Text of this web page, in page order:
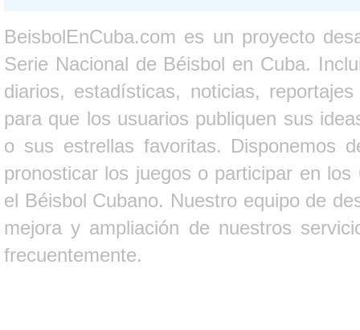
BeisbolEnCuba.com es un proyecto
Serie Nacional de Béisbol en Cuba.
diarios, estadísticas, noticias,
para que los usuarios publiquen sus
o sus estrellas favoritas. Disponemos
pronosticar los juegos o participar en
el Béisbol Cubano. Nuestro equipo de
mejora y ampliación de nuestros
frecuentemente.